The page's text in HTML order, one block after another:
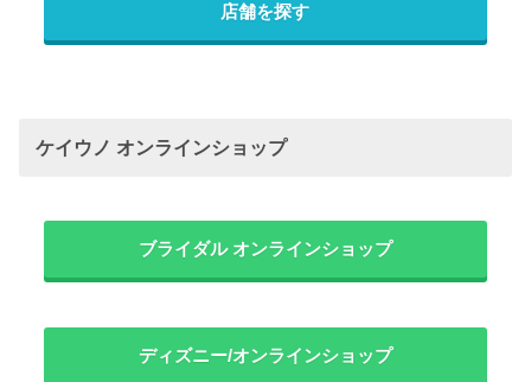
店舗を探す
ケイウノ オンラインショップ
ブライダル オンラインショップ
ディズニー/オンラインショップ